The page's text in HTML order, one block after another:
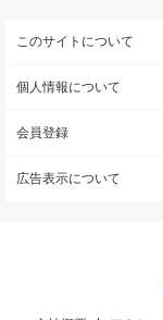
このサイトについて
個人情報について
会員登録
広告表示について